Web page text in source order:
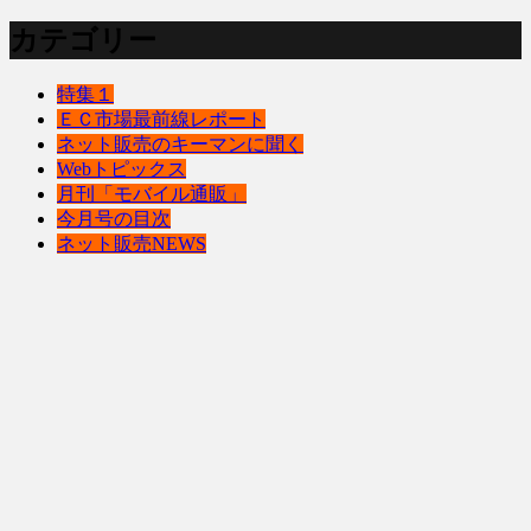
カテゴリー
特集１
ＥＣ市場最前線レポート
ネット販売のキーマンに聞く
Webトピックス
月刊「モバイル通販」
今月号の目次
ネット販売NEWS